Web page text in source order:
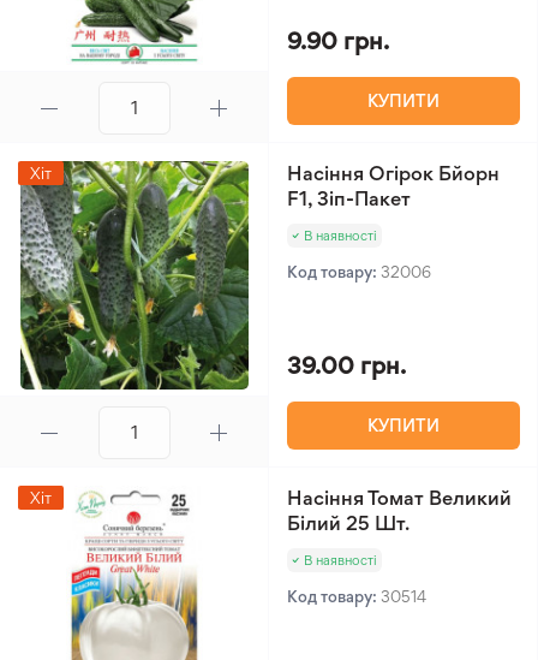
9.90 грн.
КУПИТИ
Хіт
Насіння Огірок Бйорн
F1, Зіп-Пакет
В наявності
Код товару: 32006
39.00 грн.
КУПИТИ
Хіт
Насіння Томат Великий
Білий 25 Шт.
В наявності
Код товару: 30514